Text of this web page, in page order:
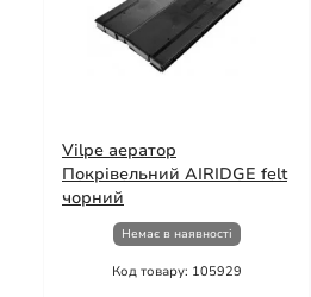
Vilpe аератор
Покрівельний AIRIDGE felt
чорний
Немає в наявності
Код товару: 105929